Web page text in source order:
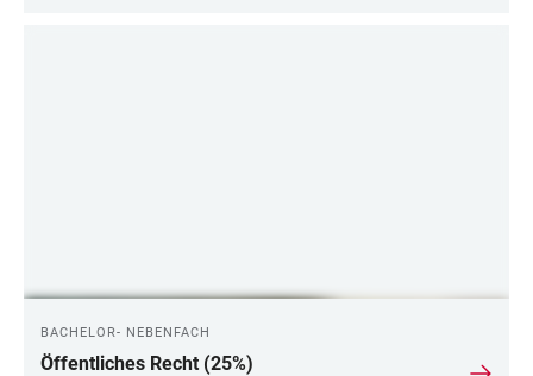
BACHELOR- NEBENFACH
Öffentliches Recht (25%)